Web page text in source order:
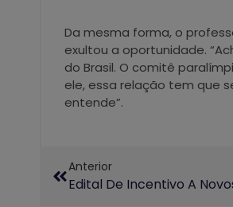
Da mesma forma, o
exultou a oportunidade.
do Brasil. O comitê
ele, essa relação tem que
entende”.
Anterior